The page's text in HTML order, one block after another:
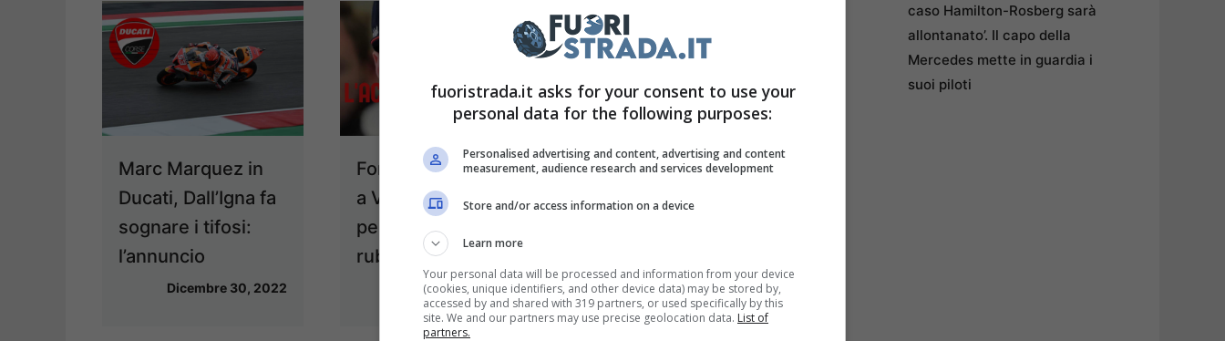
Marc Marquez in
Ducati, Dall’Igna fa
sognare i tifosi:
l’annuncio
Dicembre 30, 2022
Formula 1, l’accusa
a Verstappen è
pesantissima: “Ha
rubato”
Dicembre 30, 2022
Multa pesante se
ascolti la musica in
fare per evitare la
sanzione
caso Hamilton-Rosberg sarà
allontanato’. Il capo della
Mercedes mette in guardia i
suoi piloti
fuoristrada.it asks for your consent to use your
personal data for the following purposes:
Personalised advertising and content, advertising and content
measurement, audience research and services development
Store and/or access information on a device
Learn more
Your personal data will be processed and information from your device
(cookies, unique identifiers, and other device data) may be stored by,
accessed by and shared with 319 partners, or used specifically by this
site. We and our partners may use precise geolocation data. List of
partners.